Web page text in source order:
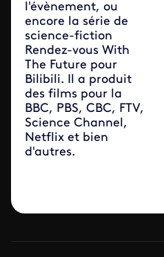
l'évènement, ou
encore la série de
science-fiction
Rendez-vous With
The Future pour
Bilibili. Il a produit
des films pour la
BBC, PBS, CBC, FTV,
Science Channel,
Netflix et bien
d'autres.